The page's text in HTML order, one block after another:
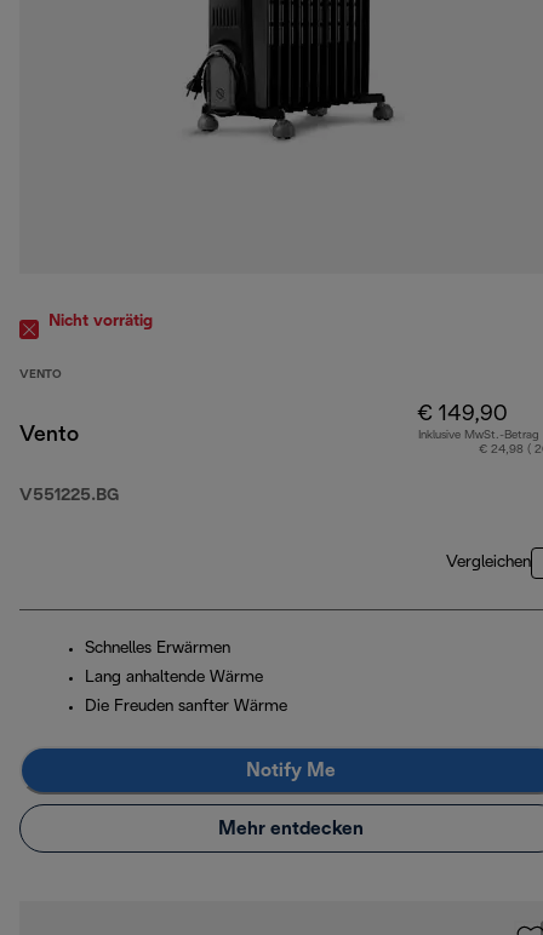
Nicht vorrätig
VENTO
Vento
V551225.BG
€ 149,90
Inklusive MwSt.-Betrag
€ 24,98 (
Vergleichen
Schnelles Erwärmen
Lang anhaltende Wärme
Die Freuden sanfter Wärme
Notify Me
Mehr entdecken